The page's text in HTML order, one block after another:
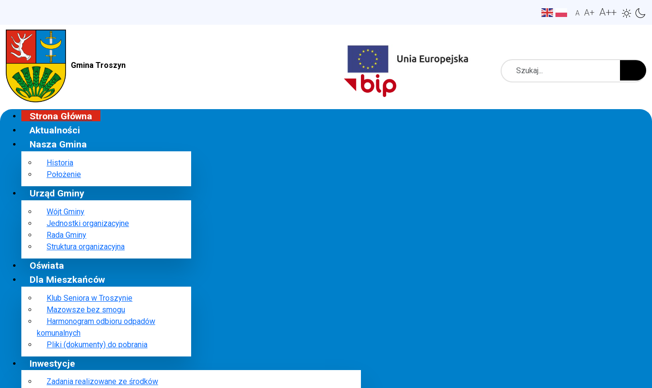
A A+ A++
Gmina Troszyn
Szukaj
Strona Główna
Aktualności
Nasza Gmina
Historia
Położenie
Urząd Gminy
Wójt Gminy
Jednostki organizacyjne
Rada Gminy
Struktura organizacyjna
Oświata
Dla Mieszkańców
Klub Seniora w Troszynie
Mazowsze bez smogu
Harmonogram odbioru odpadów
komunalnych
Pliki (dokumenty) do pobrania
Inwestycje
Zadania realizowane ze środków